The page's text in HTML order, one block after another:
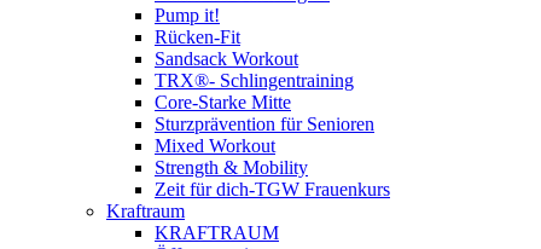
Pump it!
Rücken-Fit
Sandsack Workout
TRX®- Schlingentraining
Core-Starke Mitte
Sturzprävention für Senioren
Mixed Workout
Strength & Mobility
Zeit für dich-TGW Frauenkurs
Kraftraum
KRAFTRAUM